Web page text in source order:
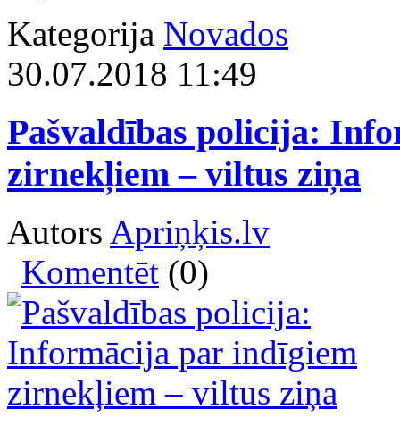
Kategorija Novados
30.07.2018 11:49
Pašvaldības policija:
zirnekļiem – viltus ziņa
Autors Apriņķis.lv
Komentēt (0)